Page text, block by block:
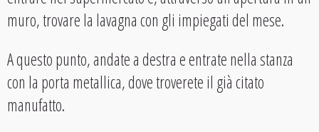
muro, trovare la lavagna con gli impiegati del mese.
A questo punto, andate a destra e entrate nella stanza
con la porta metallica, dove troverete il già citato
manufatto.